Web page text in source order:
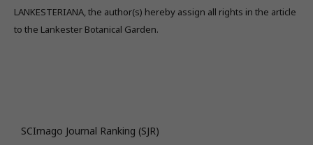
LANKESTERIANA, the author(s) hereby assign all rights in the article
to the Lankester Botanical Garden.
SCImago Journal Ranking (SJR)